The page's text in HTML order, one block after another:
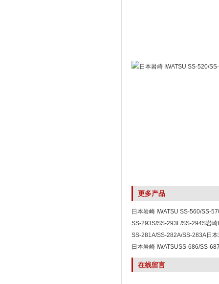
更多产品
日本岩崎 IWATSU SS-560/SS-
SS-293S/SS-293L/SS-294S岩崎
290系列罗氏线圈电流探头
SS-281A/SS-282A/SS-283A日
280A罗氏线圈电流探头
日本岩崎 IWATSUSS-686/SS-
在线留言